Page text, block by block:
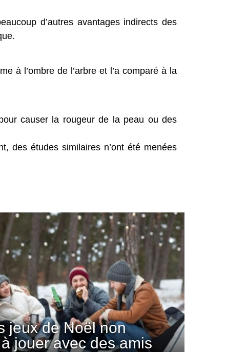
d’autres avantages indirects des
à l’ombre de l’arbre et l’a comparé à la
causer la rougeur de la peau ou des
des études similaires n’ont été menées
jeux de Noël non
jouer avec des amis